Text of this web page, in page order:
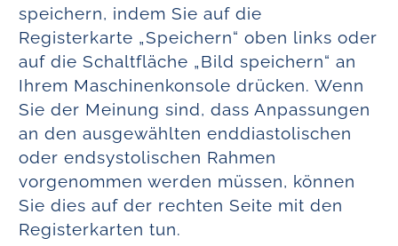
speichern, indem Sie auf die
Registerkarte „Speichern“ oben links oder
auf die Schaltfläche „Bild speichern“ an
Ihrem Maschinenkonsole drücken. Wenn
Sie der Meinung sind, dass Anpassungen
an den ausgewählten enddiastolischen
oder endsystolischen Rahmen
vorgenommen werden müssen, können
Sie dies auf der rechten Seite mit den
Registerkarten tun.